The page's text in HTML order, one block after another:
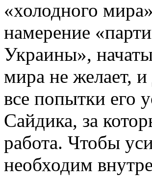
«холодного
намерение
Украины»,
мира не желает, и
все попытки его
Сайдика, за
работа. Чтобы
необходим